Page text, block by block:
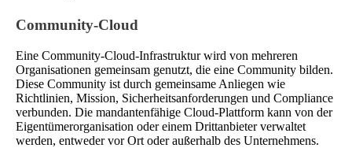
Community-Cloud
Eine Community-Cloud-Infrastruktur wird von mehreren
Organisationen gemeinsam genutzt, die eine Community bilden.
Diese Community ist durch gemeinsame Anliegen wie
Richtlinien, Mission, Sicherheitsanforderungen und Compliance
verbunden. Die mandantenfähige Cloud-Plattform kann von der
Eigentümerorganisation oder einem Drittanbieter verwaltet
werden, entweder vor Ort oder außerhalb des Unternehmens.